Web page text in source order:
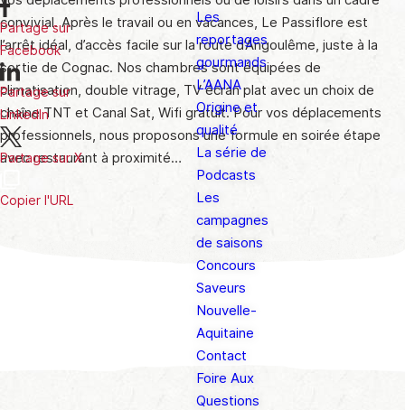
3
Les
reportages
gourmands
L’AANA
Origine et
qualité
La série de
Podcasts
Les
campagnes
de saisons
Concours
Saveurs
Nouvelle-
Aquitaine
Contact
Foire Aux
Questions
convivial. Après le travail ou en vacances, Le Passiflore est
l’arrêt idéal, d’accès facile sur la route d’Angoulême, juste à la
sortie de Cognac. Nos chambres sont équipées de
climatisation, double vitrage, TV écran plat avec un choix de
chaîne TNT et Canal Sat, Wifi gratuit. Pour vos déplacements
professionnels, nous proposons une formule en soirée étape
avec restaurant à proximité…
Partage sur
Facebook
Partage sur
LinkedIn
Partage sur X
Copier l'URL